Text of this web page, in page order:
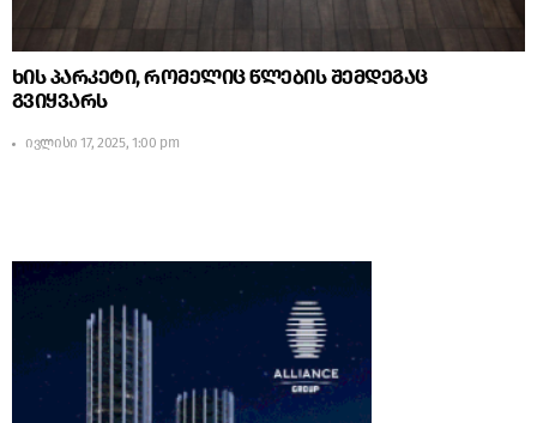
ხის პარკეტი, რომელიც წლების შემდეგაც
გვიყვარს
ივლისი 17, 2025, 1:00 pm